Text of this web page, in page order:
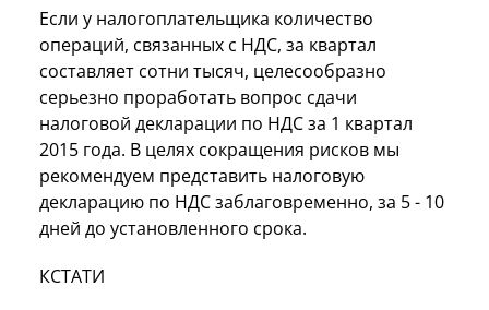
Если у налогоплательщика количество
операций, связанных с НДС, за квартал
составляет сотни тысяч, целесообразно
серьезно проработать вопрос сдачи
налоговой декларации по НДС за 1 квартал
2015 года. В целях сокращения рисков мы
рекомендуем представить налоговую
декларацию по НДС заблаговременно, за 5 - 10
дней до установленного срока.
КСТАТИ